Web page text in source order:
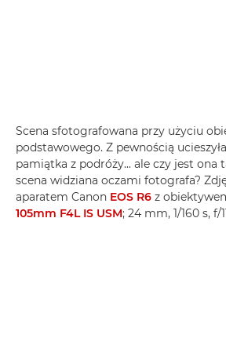
Scena sfotografowana przy użyciu
podstawowego. Z pewnością
pamiątka z podróży... ale czy jest ona
scena widziana oczami fotografa?
aparatem Canon EOS R6 z
105mm F4L IS USM; 24 mm, 1/160 s, f/